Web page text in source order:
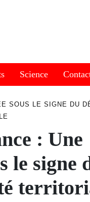
Science
SOUS LE SIGNE DU
: Une
le signe